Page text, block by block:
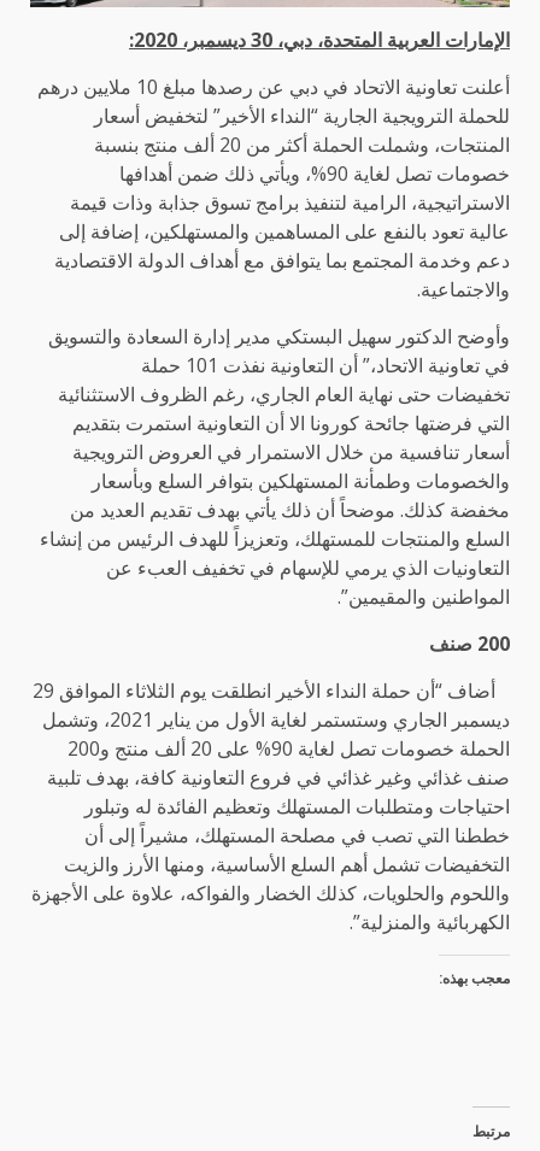
الإمارات العربية المتحدة، دبي، 30ديسمبر،
أعلنت تعاونية الاتحاد في دبي عن رصدها مبلغ 10 ملايين درهم
للحملة الترويجية الجارية “النداء الأخير” لتخفيض أسعار
المنتجات، وشملت الحملة أكثر من 20 ألف منتج بنسبة
خصومات تصل لغاية 90%، ويأتي ذلك ضمن أهدافها
الاستراتيجية، الرامية لتنفيذ برامج تسوق جذابة وذات قيمة
عالية تعود بالنفع على المساهمين والمستهلكين، إضافة إلى
دعم وخدمة المجتمع بما يتوافق مع أهداف الدولة الاقتصادية
والاجتماعية.
وأوضح الدكتور سهيل البستكي مدير إدارة السعادة والتسويق
في تعاونية الاتحاد،” أن التعاونية نفذت 101 حملة
تخفيضات حتى نهاية العام الجاري، رغم الظروف الاستثنائية
التي فرضتها جائحة كورونا الا أن التعاونية استمرت بتقديم
أسعار تنافسية من خلال الاستمرار في العروض الترويجية
والخصومات وطمأنة المستهلكين بتوافر السلع وبأسعار
مخفضة كذلك. موضحاً أن ذلك يأتي بهدف تقديم العديد من
السلع والمنتجات للمستهلك، وتعزيزاً للهدف الرئيس من إنشاء
التعاونيات الذي يرمي للإسهام في تخفيف العبء عن
المواطنين والمقيمين”.
200 صنف
أضاف “أن حملة النداء الأخير انطلقت يوم الثلاثاء الموافق 29
ديسمبر الجاري وستستمر لغاية الأول من يناير 2021، وتشمل
الحملة خصومات تصل لغاية 90% على 20 ألف منتج و200
صنف غذائي وغير غذائي في فروع التعاونية كافة، بهدف تلبية
احتياجات ومتطلبات المستهلك وتعظيم الفائدة له وتبلور
خططنا التي تصب في مصلحة المستهلك، مشيراً إلى أن
التخفيضات تشمل أهم السلع الأساسية، ومنها الأرز والزيت
واللحوم والحلويات، كذلك الخضار والفواكه، علاوة على الأجهزة
الكهربائية والمنزلية”.
معجب بهذه:
مرتبط